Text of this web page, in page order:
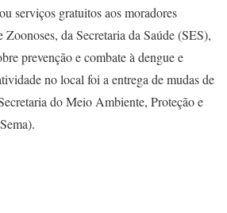
serviços gratuitos aos moradores
da Secretaria da Saúde (SES),
prevenção e combate à dengue e
no local foi a entrega de mudas de
do Meio Ambiente, Proteção e